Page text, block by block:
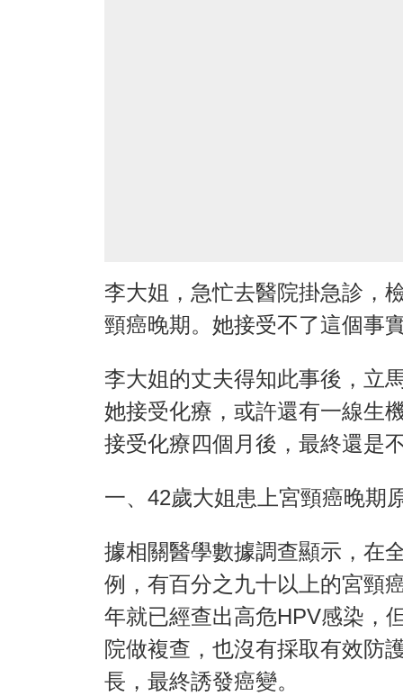
李大姐，急忙去醫院掛急診，
頸癌晚期。她接受不了這個事
李大姐的丈夫得知此事後，立
她接受化療，或許還有一線生
接受化療四個月後，最終還是
一、42歲大姐患上宮頸癌晚期
據相關醫學數據調查顯示，在
例，有百分之九十以上的宮頸
年就已經查出高危HPV感染，
院做複查，也沒有採取有效防
長，最終誘發癌變。